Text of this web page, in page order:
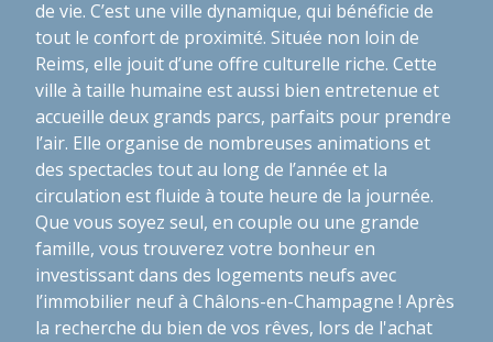
de vie. C’est une ville dynamique, qui bénéficie de
tout le confort de proximité. Située non loin de
Reims, elle jouit d’une offre culturelle riche. Cette
ville à taille humaine est aussi bien entretenue et
accueille deux grands parcs, parfaits pour prendre
l’air. Elle organise de nombreuses animations et
des spectacles tout au long de l’année et la
circulation est fluide à toute heure de la journée.
Que vous soyez seul, en couple ou une grande
famille, vous trouverez votre bonheur en
investissant dans des logements neufs avec
l’immobilier neuf à Châlons-en-Champagne ! Après
la recherche du bien de vos rêves, lors de l'achat